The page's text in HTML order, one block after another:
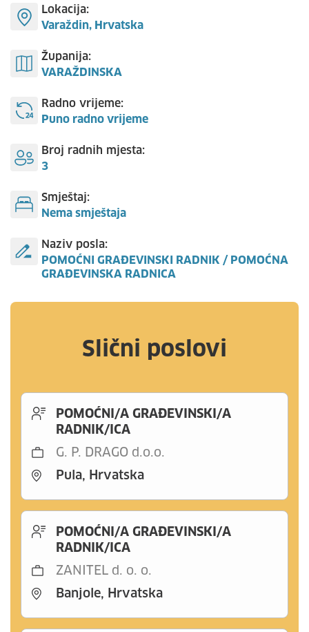
Lokacija:
Varaždin, Hrvatska
Županija:
VARAŽDINSKA
Radno vrijeme:
Puno radno vrijeme
Broj radnih mjesta:
3
Smještaj:
Nema smještaja
Naziv posla:
POMOĆNI GRAĐEVINSKI RADNIK / POMOĆNA
GRAĐEVINSKA RADNICA
Slični poslovi
POMOĆNI/A GRAĐEVINSKI/A
RADNIK/ICA
G. P. DRAGO d.o.o.
Pula, Hrvatska
POMOĆNI/A GRAĐEVINSKI/A
RADNIK/ICA
ZANITEL d. o. o.
Banjole, Hrvatska